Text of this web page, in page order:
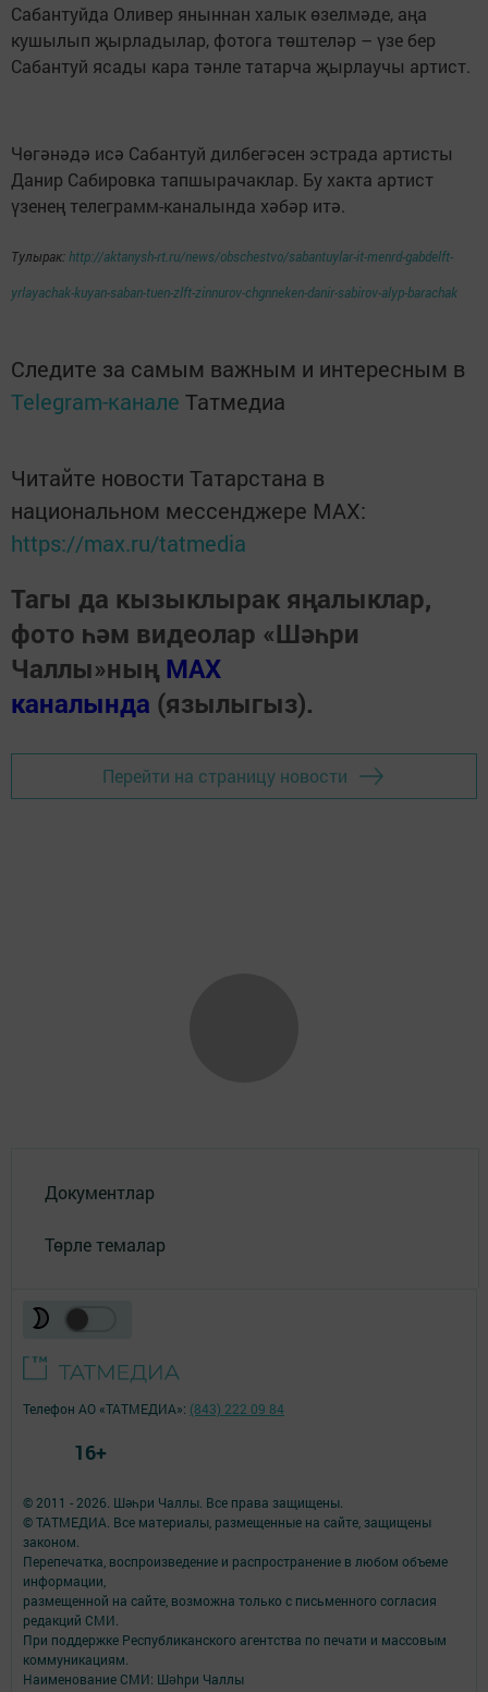
Сабантуйда Оливер яныннан халык өзелмәде, аңа
кушылып җырладылар, фотога төштеләр – үзе бер
Сабантуй ясады кара тәнле татарча җырлаучы артист.
Чөгәнәдә исә Сабантуй дилбегәсен эстрада артисты
Данир Сабировка тапшырачаклар. Бу хакта артист
үзенең телеграмм-каналында хәбәр итә.
Тулырак:http://aktanysh-rt.ru/news/obschestvo/sabantuylar-it-menrd-gabdelft-
yrlayachak-kuyan-saban-tuen-zlft-zinnurov-chgnneken-danir-sabirov-alyp-barachak
Следите за самым важным и интересным в
Telegram-канале Татмедиа
Читайте новости Татарстана в
национальном мессенджере MАХ:
https://max.ru/tatmedia
Тагы да кызыклырак яңалыклар,
фото һәм видеолар «Шәһри
Чаллы»ның MAX
каналында (язылыгыз).
Перейти на страницу новости
Документлар
Төрле темалар
© 2011 - 2026. Шәһри Чаллы. Все права защищены.
© ТАТМЕДИА. Все материалы, размещенные на сайте, защищены
законом.
Перепечатка, воспроизведение и распространение в любом объеме
информации,
размещенной на сайте, возможна только с письменного согласия
редакций СМИ.
При поддержке Республиканского агентства по печати и массовым
коммуникациям.
Наименование СМИ: Шəhри Чаллы
Телефон АО «ТАТМЕДИА»: (843) 222 09 84
16+